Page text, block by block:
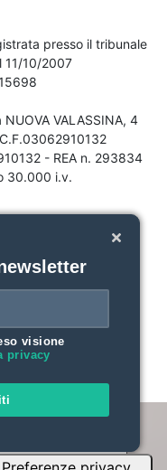
presso il tribunale
11/10/2007
VALASSINA, 4
- REA n. 293834
30.000 i.v.
visione
privacy
alla privacy